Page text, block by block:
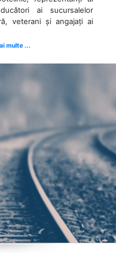
ai sucursalelor
veterani și angajați ai
multe ...